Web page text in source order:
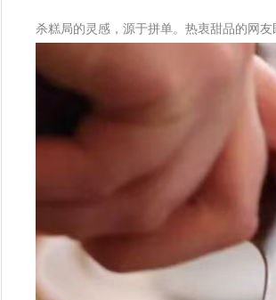
杀糕局的灵感，源于拼单。热衷甜品的网